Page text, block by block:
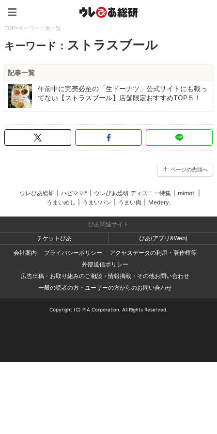
TOP>キーワード別一覧
キーワード： ストラスブール
記事一覧
午前中に完売必至の「生ドーナツ」公式サイトにも載っ
てない【ストラスブール】店舗限定おすすめTOP５！
ページの先頭へ
ウレぴあ総研 ハピママ* ウレぴあ総研 ディズニー特集 mimot.
うまいめし
うまいパン うまい肉 Medery.
ぴあ関連サイト
チケットぴあ
ぴあ(アプリ&Web)
会社案内
プライバシーポリシー
アクセスデータの利用・著作権等
外部送信ポリシー
広告出稿・お取り組みのご相談・情報掲載・その他お問い合わせ
一般の読者の方・ユーザーの方からのお問い合わせ
Copyright (C) PIA Corporation. All Rights Reserved.